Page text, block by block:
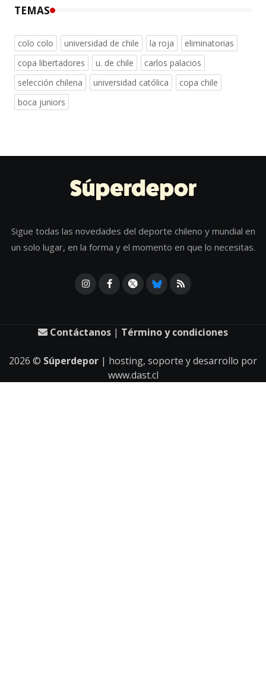
TEMAS
colo colo universidad de chile la roja
eliminatorias
copa libertadores
u. de chile
carlos palacios
selección chilena
universidad católica
copa chile
boca juniors
Sigue todas las novedades del deporte chileno y mundial en
un solo lugar, en la forma y el momento en que lo necesitas.
Contáctanos | Término y condiciones
2026 © Súperdepor | hosting, soporte y desarrollo por
www.dast.cl